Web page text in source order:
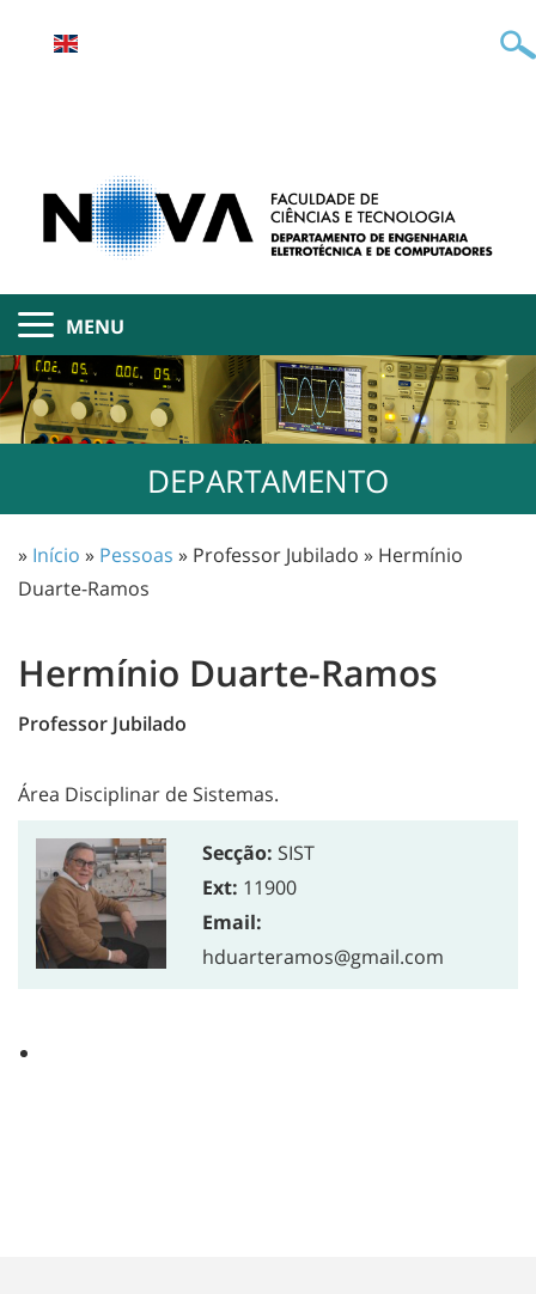
MENU
DEPARTAMENTO
» Início » Pessoas » Professor Jubilado » Hermínio
Duarte-Ramos
Hermínio Duarte-Ramos
Professor Jubilado
Área Disciplinar de Sistemas.
Secção: SIST
Ext: 11900
Email:
hduarteramos@gmail.com